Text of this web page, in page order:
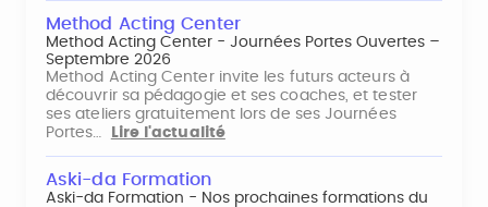
Method Acting Center
Method Acting Center - Journées Portes Ouvertes –
Septembre 2026
Method Acting Center invite les futurs acteurs à
découvrir sa pédagogie et ses coaches, et tester
ses ateliers gratuitement lors de ses Journées
Portes…
Lire l'actualité
Aski-da Formation
Aski-da Formation - Nos prochaines formations du